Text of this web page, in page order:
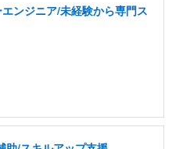
ンジニア/未経験から専門ス